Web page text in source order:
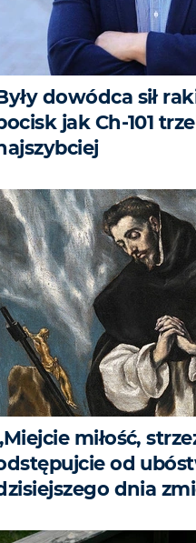
dowódca sił
jak Ch-101
miłość,
od
dnia